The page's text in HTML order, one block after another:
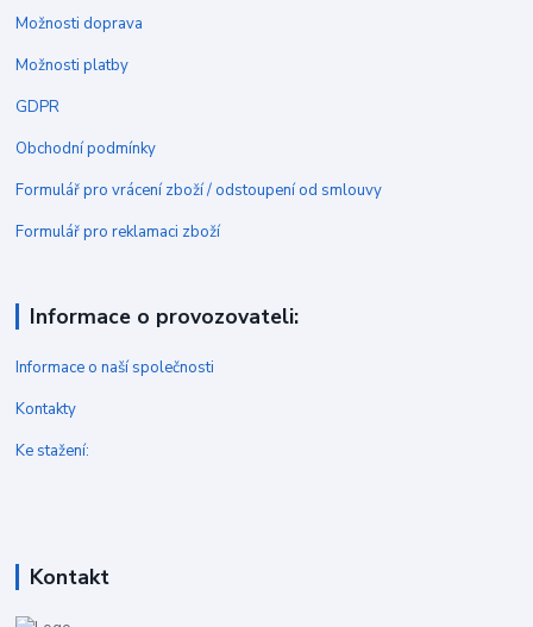
Možnosti doprava
Možnosti platby
GDPR
Obchodní podmínky
Formulář pro vrácení zboží / odstoupení od smlouvy
Formulář pro reklamaci zboží
Informace o provozovateli:
Informace o naší společnosti
Kontakty
Ke stažení:
Kontakt